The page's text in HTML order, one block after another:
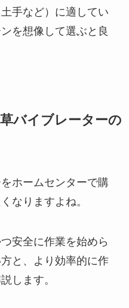
手など）に適してい
を想像して選ぶと良
バイブレーターの
ホームセンターで購
なりますよね。
安全に作業を始めら
と、より効率的に作
します。